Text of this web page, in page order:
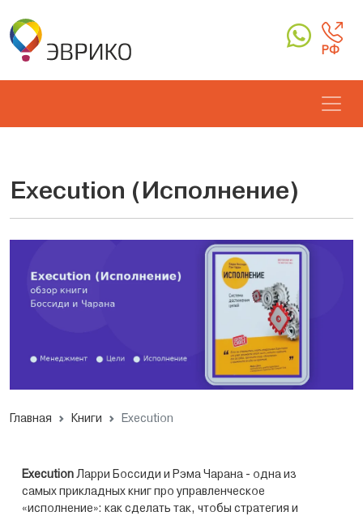
РФ
Execution (Исполнение)
Главная Книги Execution
ExecutionЛарри Боссиди и Рэма Чарана - одна из
самых прикладных книг про управленческое
«исполнение»: как сделать так, чтобы стратегия и